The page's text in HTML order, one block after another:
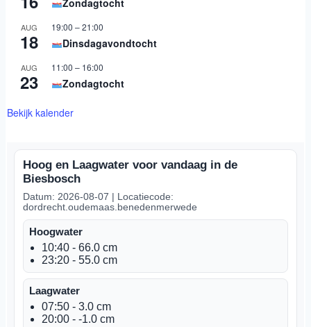
Zondagtocht
AUG
18
19:00 –21:00
Dinsdagavondtocht
AUG
23
11:00 – 16:00
Zondagtocht
Bekijk kalender